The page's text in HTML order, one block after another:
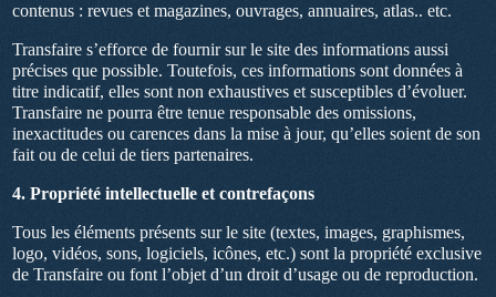
contenus : revues et magazines, ouvrages, annuaires, atlas.. etc.
Transfaire s’efforce de fournir sur le site des informations aussi
précises que possible. Toutefois, ces informations sont données à
titre indicatif, elles sont non exhaustives et susceptibles d’évoluer.
Transfaire ne pourra être tenue responsable des omissions,
inexactitudes ou carences dans la mise à jour, qu’elles soient de son
fait ou de celui de tiers partenaires.
4. Propriété intellectuelle et contrefaçons
Tous les éléments présents sur le site (textes, images, graphismes,
logo, vidéos, sons, logiciels, icônes, etc.) sont la propriété exclusive
de Transfaire ou font l’objet d’un droit d’usage ou de reproduction.